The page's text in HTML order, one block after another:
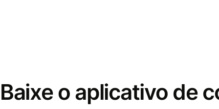
Baixe o aplicativo de